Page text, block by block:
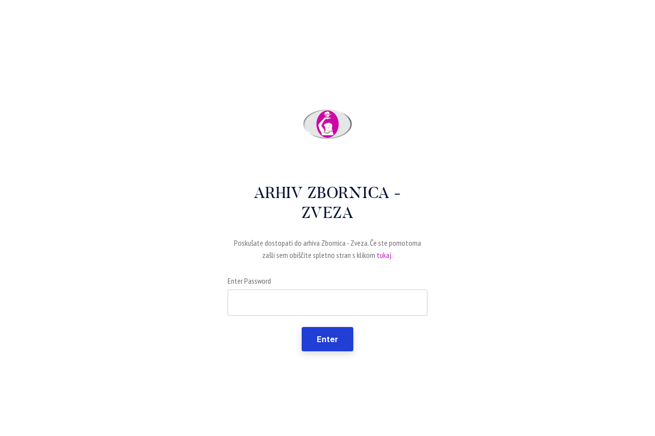
ARHIV ZBORNICA -
ZVEZA
Poskušate dostopati do arhiva Zbornica - Zveza. Če ste pomotoma
zašli sem obiščite spletno stran s klikom tukaj.
Enter Password
Enter